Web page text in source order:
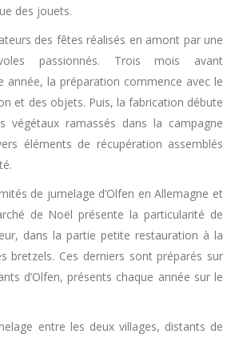
des jouets.
des fêtes réalisés en amont par une
passionnés. Trois mois avant
année, la préparation commence avec le
et des objets. Puis, la fabrication débute
végétaux ramassés dans la campagne
éléments de récupération assemblés
de jumelage d’Olfen en Allemagne et
de Noël présente la particularité de
dans la partie petite restauration à la
bretzels. Ces derniers sont préparés sur
d’Olfen, présents chaque année sur le
entre les deux villages, distants de